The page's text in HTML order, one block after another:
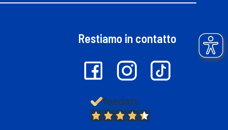
Restiamo in contatto